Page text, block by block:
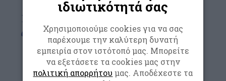
Υγιεινή, καθημερινή συνήθεια και
απόλαυση!
ιδιωτικότητά σας
Χρησιμοποιούμε cookies για να σας
παρέχουμε την καλύτερη δυνατή
εμπειρία στον ιστότοπό μας. Μπορείτε
να εξετάσετε τα cookies μας στην
πολιτική απορρήτου μας. Αποδέχεστε τα